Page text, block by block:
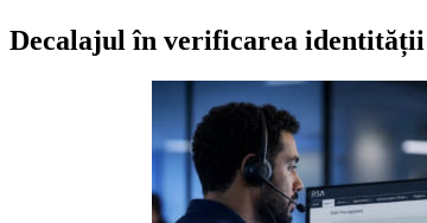
Decalajul în verificarea identității